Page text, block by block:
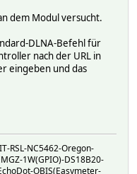
dem Modul versucht.
DLNA-Befehl für
nach der URL in
eingeben und das
RSL-NC5462-Oregon-
1W(GPIO)-DS18B20-
OBIS(Easymeter-